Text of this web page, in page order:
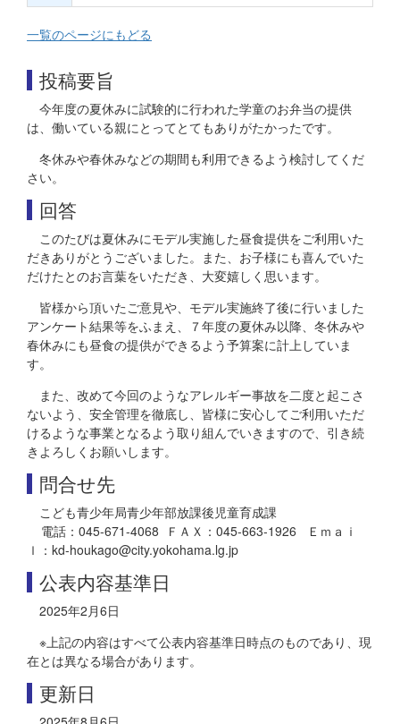
一覧のページにもどる
投稿要旨
今年度の夏休みに試験的に行われた学童のお弁当の提供
は、働いている親にとってとてもありがたかったです。
冬休みや春休みなどの期間も利用できるよう検討してくだ
さい。
回答
このたびは夏休みにモデル実施した昼食提供をご利用いた
だきありがとうございました。また、お子様にも喜んでいた
だけたとのお言葉をいただき、大変嬉しく思います。
皆様から頂いたご意見や、モデル実施終了後に行いました
アンケート結果等をふまえ、７年度の夏休み以降、冬休みや
春休みにも昼食の提供ができるよう予算案に計上していま
す。
また、改めて今回のようなアレルギー事故を二度と起こさ
ないよう、安全管理を徹底し、皆様に安心してご利用いただ
けるような事業となるよう取り組んでいきますので、引き続
きよろしくお願いします。
問合せ先
こども青少年局青少年部放課後児童育成課
電話：045-671-4068 ＦＡＸ：045-663-1926 Ｅｍａｉ
ｌ：kd-houkago@city.yokohama.lg.jp
公表内容基準日
2025年2月6日
※上記の内容はすべて公表内容基準日時点のものであり、現
在とは異なる場合があります。
更新日